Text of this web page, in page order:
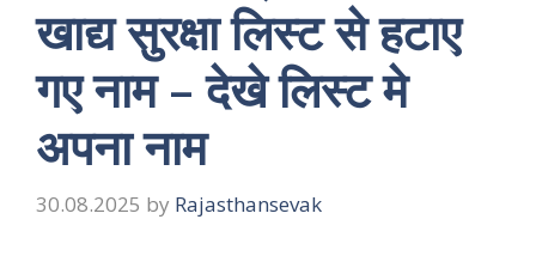
खाद्य सुरक्षा लिस्ट से हटाए
गए नाम – देखे लिस्ट मे
अपना नाम
30.08.2025 by Rajasthansevak